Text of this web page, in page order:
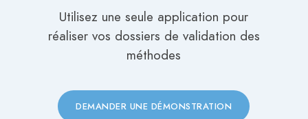
Utilisez une seule application pour
réaliser vos dossiers de validation des
méthodes
DEMANDER UNE DÉMONSTRATION